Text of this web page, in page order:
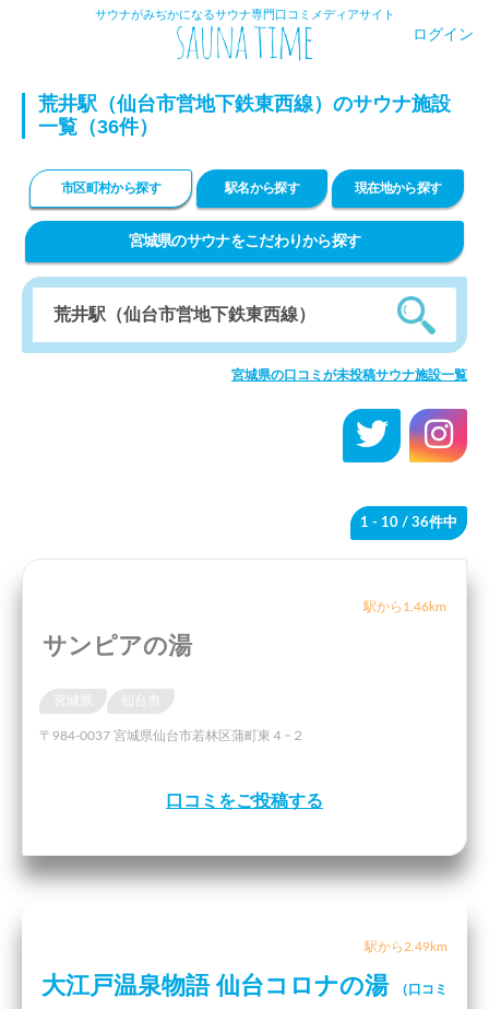
サウナがみぢかになるサウナ専門口コミメディアサイト
ログイン
荒井駅（仙台市営地下鉄東西線）のサウナ施設
一覧（36件）
市区町村から探す 駅名から探す 現在地から探す
宮城県のサウナをこだわりから探す
宮城県の口コミが未投稿サウナ施設一覧
1 - 10 / 36件中
駅から1.46km
サンピアの湯
〒984-0037 宮城県仙台市若林区蒲町東４−２
口コミをご投稿する
駅から2.49km
大江戸温泉物語 仙台コロナの湯
（口コミ